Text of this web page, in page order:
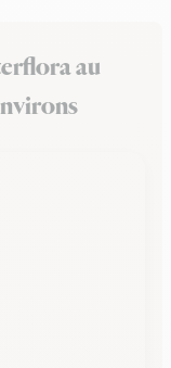
au